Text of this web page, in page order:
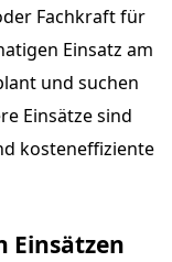
Fachkraft für
Einsatz am
und suchen
Einsätze sind
kosteneffiziente
Einsätzen